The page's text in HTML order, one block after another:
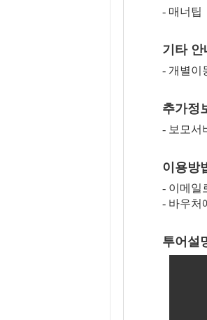
- 매너팁
기타
- 개별이
추가정
- 보모서
이용방
- 이메일
- 바우처
투어설